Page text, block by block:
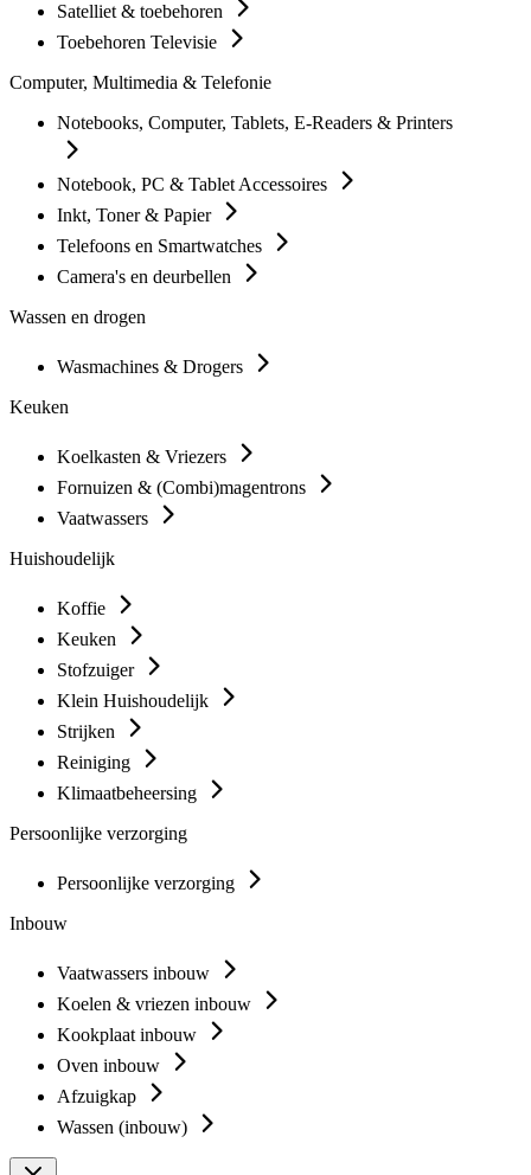
Satelliet & toebehoren
Toebehoren Televisie
Computer, Multimedia & Telefonie
Notebooks, Computer, Tablets, E-Readers & Printers
Notebook, PC & Tablet Accessoires
Inkt, Toner & Papier
Telefoons en Smartwatches
Camera's en deurbellen
Wassen en drogen
Wasmachines & Drogers
Keuken
Koelkasten & Vriezers
Fornuizen & (Combi)magentrons
Vaatwassers
Huishoudelijk
Koffie
Keuken
Stofzuiger
Klein Huishoudelijk
Strijken
Reiniging
Klimaatbeheersing
Persoonlijke verzorging
Persoonlijke verzorging
Inbouw
Vaatwassers inbouw
Koelen & vriezen inbouw
Kookplaat inbouw
Oven inbouw
Afzuigkap
Wassen (inbouw)